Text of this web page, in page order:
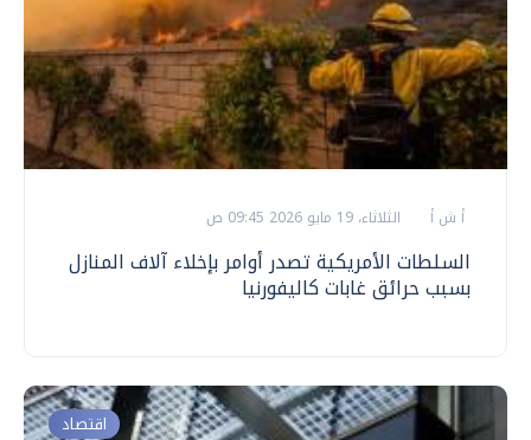
أ ش أ الثلاثاء، 19 مايو 2026 09:45 ص
السلطات الأمريكية تصدر أوامر بإخلاء آلاف المنازل
بسبب حرائق غابات كاليفورنيا
اقتصاد